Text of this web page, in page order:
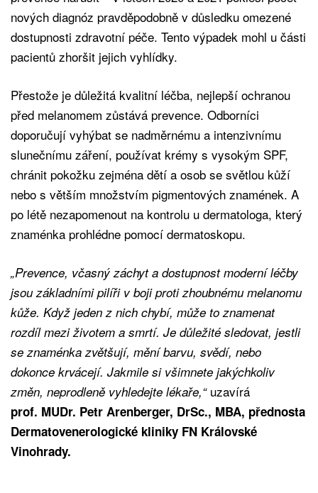
nových diagnóz pravděpodobně v důsledku omezené
dostupnosti zdravotní péče. Tento výpadek mohl u části
pacientů zhoršit jejich vyhlídky.
Přestože je důležitá kvalitní léčba, nejlepší ochranou
před melanomem zůstává prevence. Odborníci
doporučují vyhýbat se nadměrnému a intenzivnímu
slunečnímu záření, používat krémy s vysokým SPF,
chránit pokožku zejména dětí a osob se světlou kůží
nebo s větším množstvím pigmentových znamének. A
po létě nezapomenout na kontrolu u dermatologa, který
znaménka prohlédne pomocí dermatoskopu.
„Prevence, včasný záchyt a dostupnost moderní léčby
jsou základními pilíři v boji proti zhoubnému melanomu
kůže. Když jeden z nich chybí, může to znamenat
rozdíl mezi životem a smrtí. Je důležité sledovat, jestli
se znaménka zvětšují, mění barvu, svědí, nebo
dokonce krvácejí. Jakmile si všimnete jakýchkoliv
změn, neprodleně vyhledejte lékaře,“uzavírá
prof. MUDr. Petr Arenberger, DrSc., MBA, přednosta
Dermatovenerologické kliniky FN Královské
Vinohrady.